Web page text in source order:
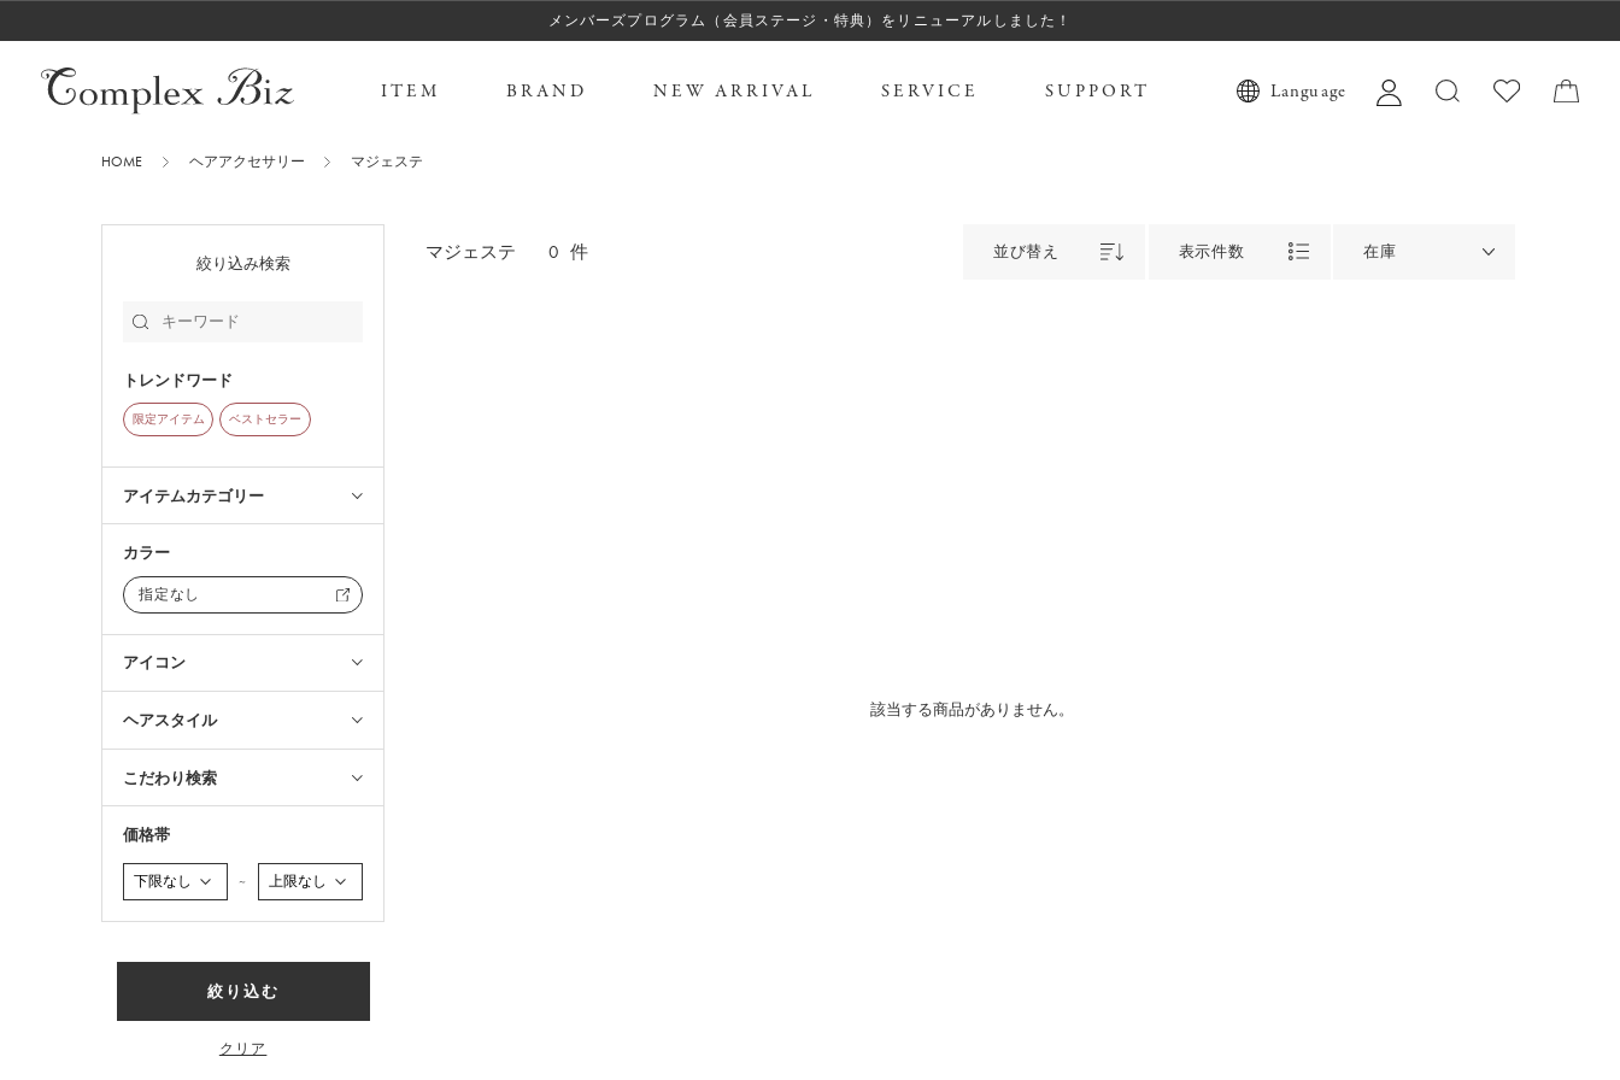
メンバーズプログラム（会員ステージ・特典）をリニューアルしました！
ITEM BRAND NEW ARRIVAL SERVICE SUPPORT Language
HOME ヘアアクセサリー マジェステ
絞り込み検索
トレンドワード
限定アイテム ベストセラー
アイテムカテゴリー
カラー
指定なし
アイコン
ヘアスタイル
こだわり検索
価格帯
～
絞り込む
クリア
マジェステ 0 件 並び替え 表示件数 在庫
該当する商品がありません。